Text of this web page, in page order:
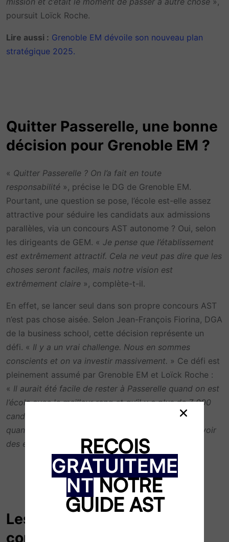
poursuit Loïck Roche.
Lire aussi : Grenoble EM dévoile son nouveau plan
stratégique 2025.
Quitter Passerelle, une bonne
décision pour Grenoble EM ?
« Quitter Passerelle ? On l’a fait en toute
responsabilité », précise le DG de Grenoble EM.
Pourtant, une question se pose, l’école est-elle assez
attractive pour séduire les candidats aux admissions
parallèles, via un concours AST autonome ? Oui, selon
les dirigeants de GEM. « Je pense que l’établissement
est extrêmement attractif. Cela ne veut pas dire que les
choses seront faciles, mais notre vision est
extrêmement claire », complète-t-il.
En effet, se lancer seul dans son propre concours AST
n’est pas chose aisée. Selon Jean-François Fiorina, DGA
de la business school, cette décision représente un
défi. « Il y a un vrai challenge. Nous en sommes
conscients et on va investir massivement. » Ce défi est
pleinement assumé par Grenoble EM et Loïck Roche :
« Il aurait été facile de rester à Passerelle quand on est
l’école avec le meilleur rang et qu’il y a plus de 7 000
candidats. Mais il faut savoir renoncer à la facilité
quand on veut construire quelque chose qui doit avoir
des effets durables. »
Les modalités du nouveau
concours AST de Grenoble
REÇOIS
GRATUITEME
NTNOTRE
GUIDE AST